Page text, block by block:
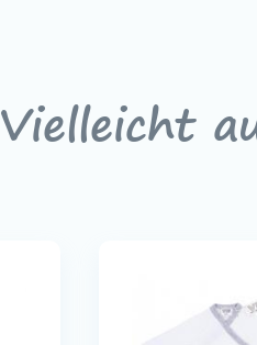
Vielleicht